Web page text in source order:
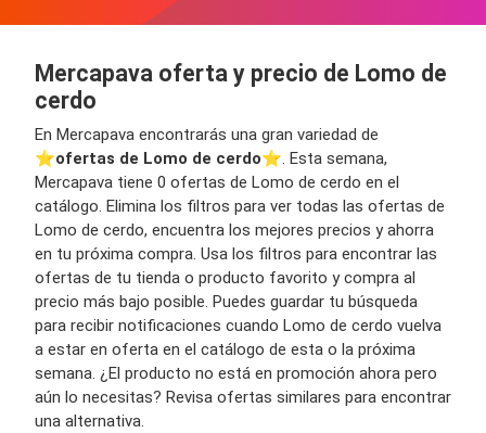
Mercapava oferta y precio de Lomo de
cerdo
En Mercapava encontrarás una gran variedad de
⭐️ofertas de Lomo de cerdo⭐️. Esta semana,
Mercapava tiene 0 ofertas de Lomo de cerdo en el
catálogo. Elimina los filtros para ver todas las ofertas de
Lomo de cerdo, encuentra los mejores precios y ahorra
en tu próxima compra. Usa los filtros para encontrar las
ofertas de tu tienda o producto favorito y compra al
precio más bajo posible. Puedes guardar tu búsqueda
para recibir notificaciones cuando Lomo de cerdo vuelva
a estar en oferta en el catálogo de esta o la próxima
semana. ¿El producto no está en promoción ahora pero
aún lo necesitas? Revisa ofertas similares para encontrar
una alternativa.